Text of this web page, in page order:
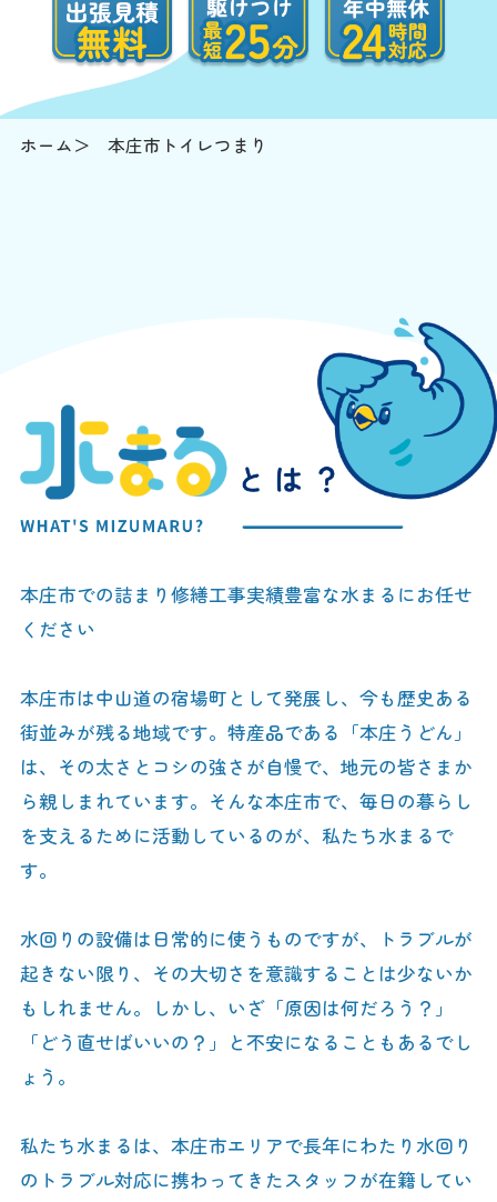
ホーム 本庄市トイレつまり
本庄市での詰まり修繕工事実績豊富な水まるにお任せ
ください
本庄市は中山道の宿場町として発展し、今も歴史ある
街並みが残る地域です。特産品である「本庄うどん」
は、その太さとコシの強さが自慢で、地元の皆さまか
ら親しまれています。そんな本庄市で、毎日の暮らし
を支えるために活動しているのが、私たち水まるで
す。
水回りの設備は日常的に使うものですが、トラブルが
起きない限り、その大切さを意識することは少ないか
もしれません。しかし、いざ「原因は何だろう？」
「どう直せばいいの？」と不安になることもあるでし
ょう。
私たち水まるは、本庄市エリアで長年にわたり水回り
のトラブル対応に携わってきたスタッフが在籍してい